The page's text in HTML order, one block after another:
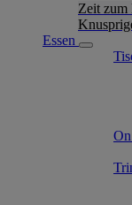
Zeit zum
Essen